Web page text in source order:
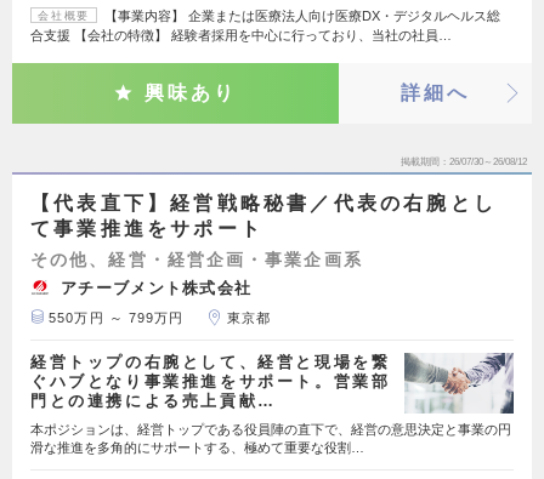
会社概要
【事業内容】 企業または医療法人向け医療DX・デジタルヘルス総
合支援 【会社の特徴】 経験者採用を中心に行っており、当社の社員…
興味あり 詳細へ
掲載期間 26/07/30～26/08/12
【代表直下】経営戦略秘書／代表の右腕とし
て事業推進をサポート
その他、経営・経営企画・事業企画系
アチーブメント株式会社
550万円 ～ 799万円 東京都
経営トップの右腕として、経営と現場を繋
ぐハブとなり事業推進をサポート。営業部
門との連携による売上貢献…
本ポジションは、経営トップである役員陣の直下で、経営の意思決定と事業の円
滑な推進を多角的にサポートする、極めて重要な役割…